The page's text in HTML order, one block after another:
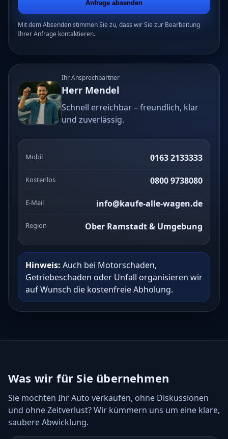
Anfrage absenden
Mit dem Absenden stimmen Sie zu, dass wir Sie zur Bearbeitung
Ihrer Anfrage kontaktieren.
Ihr Ansprechpartner
Herr Mendel
Schnell erreichbar – freundlich, klar
und zuverlässig.
Mobil 0163 2133333
Kostenlos 0800 9738080
E-Mail info@kaufe-alle-wagen.de
Region Ober Ramstadt & Umgebung
Hinweis: Auch bei Motorschaden,
Getriebeschaden oder Unfall organisieren wir
auf Wunsch die kostenfreie Abholung.
Was wir für Sie übernehmen
Sie möchten Ihr Auto verkaufen, ohne Diskussionen
und ohne Zeitverlust? Wir kümmern uns um eine klare,
saubere Abwicklung.